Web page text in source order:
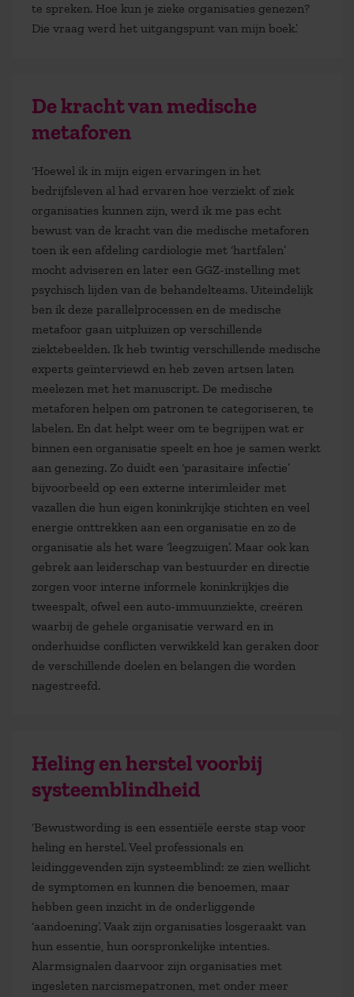
te spreken. Hoe kun je zieke organisaties genezen?
Die vraag werd het uitgangspunt van mijn boek.’
De kracht van medische
metaforen
‘Hoewel ik in mijn eigen ervaringen in het
bedrijfsleven al had ervaren hoe verziekt of ziek
organisaties kunnen zijn, werd ik me pas echt
bewust van de kracht van die medische metaforen
toen ik een afdeling cardiologie met ‘hartfalen’
mocht adviseren en later een GGZ-instelling met
psychisch lijden van de behandelteams. Uiteindelijk
ben ik deze parallelprocessen en de medische
metafoor gaan uitpluizen op verschillende
ziektebeelden. Ik heb twintig verschillende medische
experts geïnterviewd en heb zeven artsen laten
meelezen met het manuscript. De medische
metaforen helpen om patronen te categoriseren, te
labelen. En dat helpt weer om te begrijpen wat er
binnen een organisatie speelt en hoe je samen werkt
aan genezing. Zo duidt een ‘parasitaire infectie’
bijvoorbeeld op een externe interimleider met
vazallen die hun eigen koninkrijkje stichten en veel
energie onttrekken aan een organisatie en zo de
organisatie als het ware ‘leegzuigen’. Maar ook kan
gebrek aan leiderschap van bestuurder en directie
zorgen voor interne informele koninkrijkjes die
tweespalt, ofwel een auto-immuunziekte, creëren
waarbij de gehele organisatie verward en in
onderhuidse conflicten verwikkeld kan geraken door
de verschillende doelen en belangen die worden
nagestreefd.
Heling en herstel voorbij
systeemblindheid
‘Bewustwording is een essentiële eerste stap voor
heling en herstel. Veel professionals en
leidinggevenden zijn systeemblind: ze zien wellicht
de symptomen en kunnen die benoemen, maar
hebben geen inzicht in de onderliggende
‘aandoening’. Vaak zijn organisaties losgeraakt van
hun essentie, hun oorspronkelijke intenties.
Alarmsignalen daarvoor zijn organisaties met
ingesleten narcismepatronen, met onder meer